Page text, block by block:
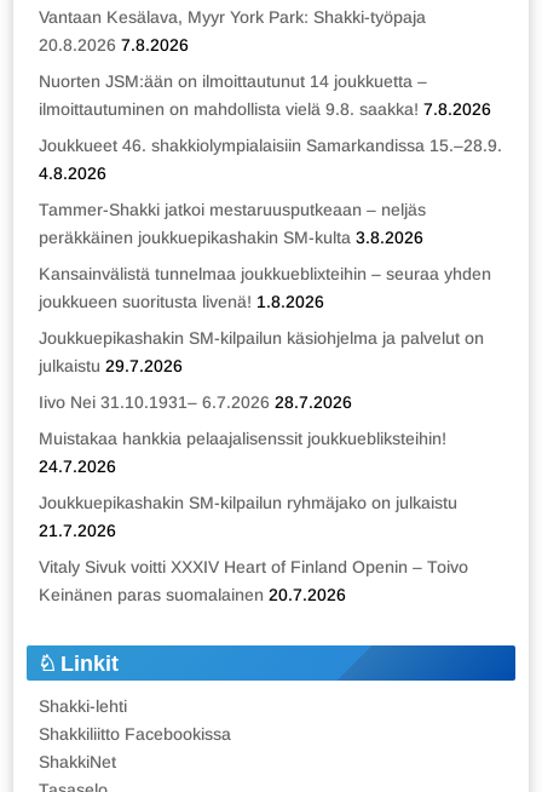
Vantaan Kesälava, Myyr York Park: Shakki-työpaja
20.8.2026 7.8.2026
Nuorten JSM:ään on ilmoittautunut 14 joukkuetta –
ilmoittautuminen on mahdollista vielä 9.8. saakka! 7.8.2026
Joukkueet 46. shakkiolympialaisiin Samarkandissa 15.–28.9.
4.8.2026
Tammer-Shakki jatkoi mestaruusputkeaan – neljäs
peräkkäinen joukkuepikashakin SM-kulta 3.8.2026
Kansainvälistä tunnelmaa joukkueblixteihin – seuraa yhden
joukkueen suoritusta livenä! 1.8.2026
Joukkuepikashakin SM-kilpailun käsiohjelma ja palvelut on
julkaistu 29.7.2026
Iivo Nei 31.10.1931– 6.7.2026 28.7.2026
Muistakaa hankkia pelaajalisenssit joukkuebliksteihin!
24.7.2026
Joukkuepikashakin SM-kilpailun ryhmäjako on julkaistu
21.7.2026
Vitaly Sivuk voitti XXXIV Heart of Finland Openin – Toivo
Keinänen paras suomalainen 20.7.2026
Linkit
Shakki-lehti
Shakkiliitto Facebookissa
ShakkiNet